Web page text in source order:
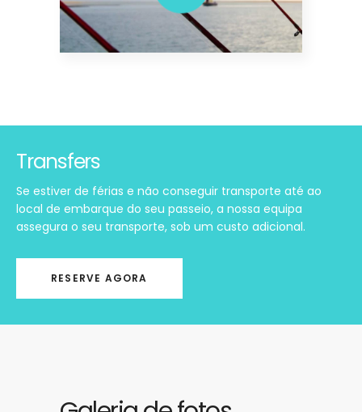
Transfers
Se estiver de férias e não conseguir transporte até ao
local de embarque do seu passeio, a nossa equipa
assegura o seu transporte, sob um custo adicional.
RESERVE AGORA